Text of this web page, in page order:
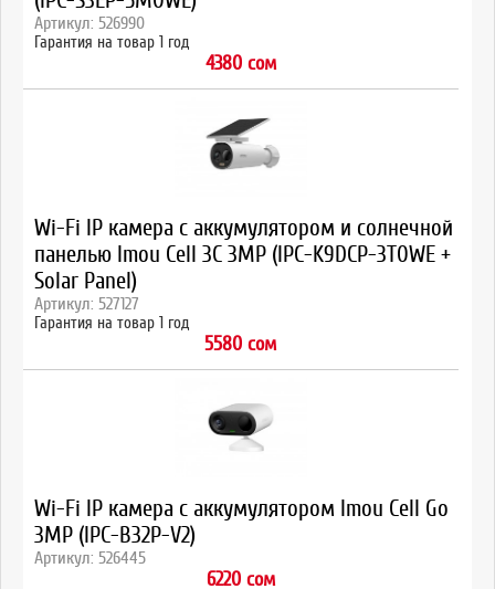
Артикул: 526990
Гарантия на товар 1 год
4380 сом
Wi-Fi IP камера с аккумулятором и солнечной
панелью Imou Cell 3C 3MP (IPC-K9DCP-3T0WE +
Solar Panel)
Артикул: 527127
Гарантия на товар 1 год
5580 сом
Wi-Fi IP камера с аккумулятором Imou Сell Go
3MP (IPC-B32P-V2)
Артикул: 526445
6220 сом